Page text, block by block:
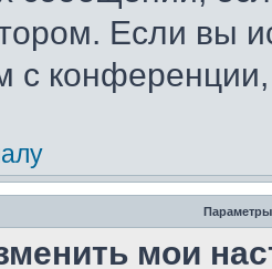
Если вы
с
Параметры
мои